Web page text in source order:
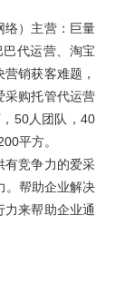
络）主营：巨量
代运营、淘宝
销获客难题，
采购托管代运营
50人团队，40
平方。
有竞争力的爱采
。帮助企业解决
力来帮助企业通